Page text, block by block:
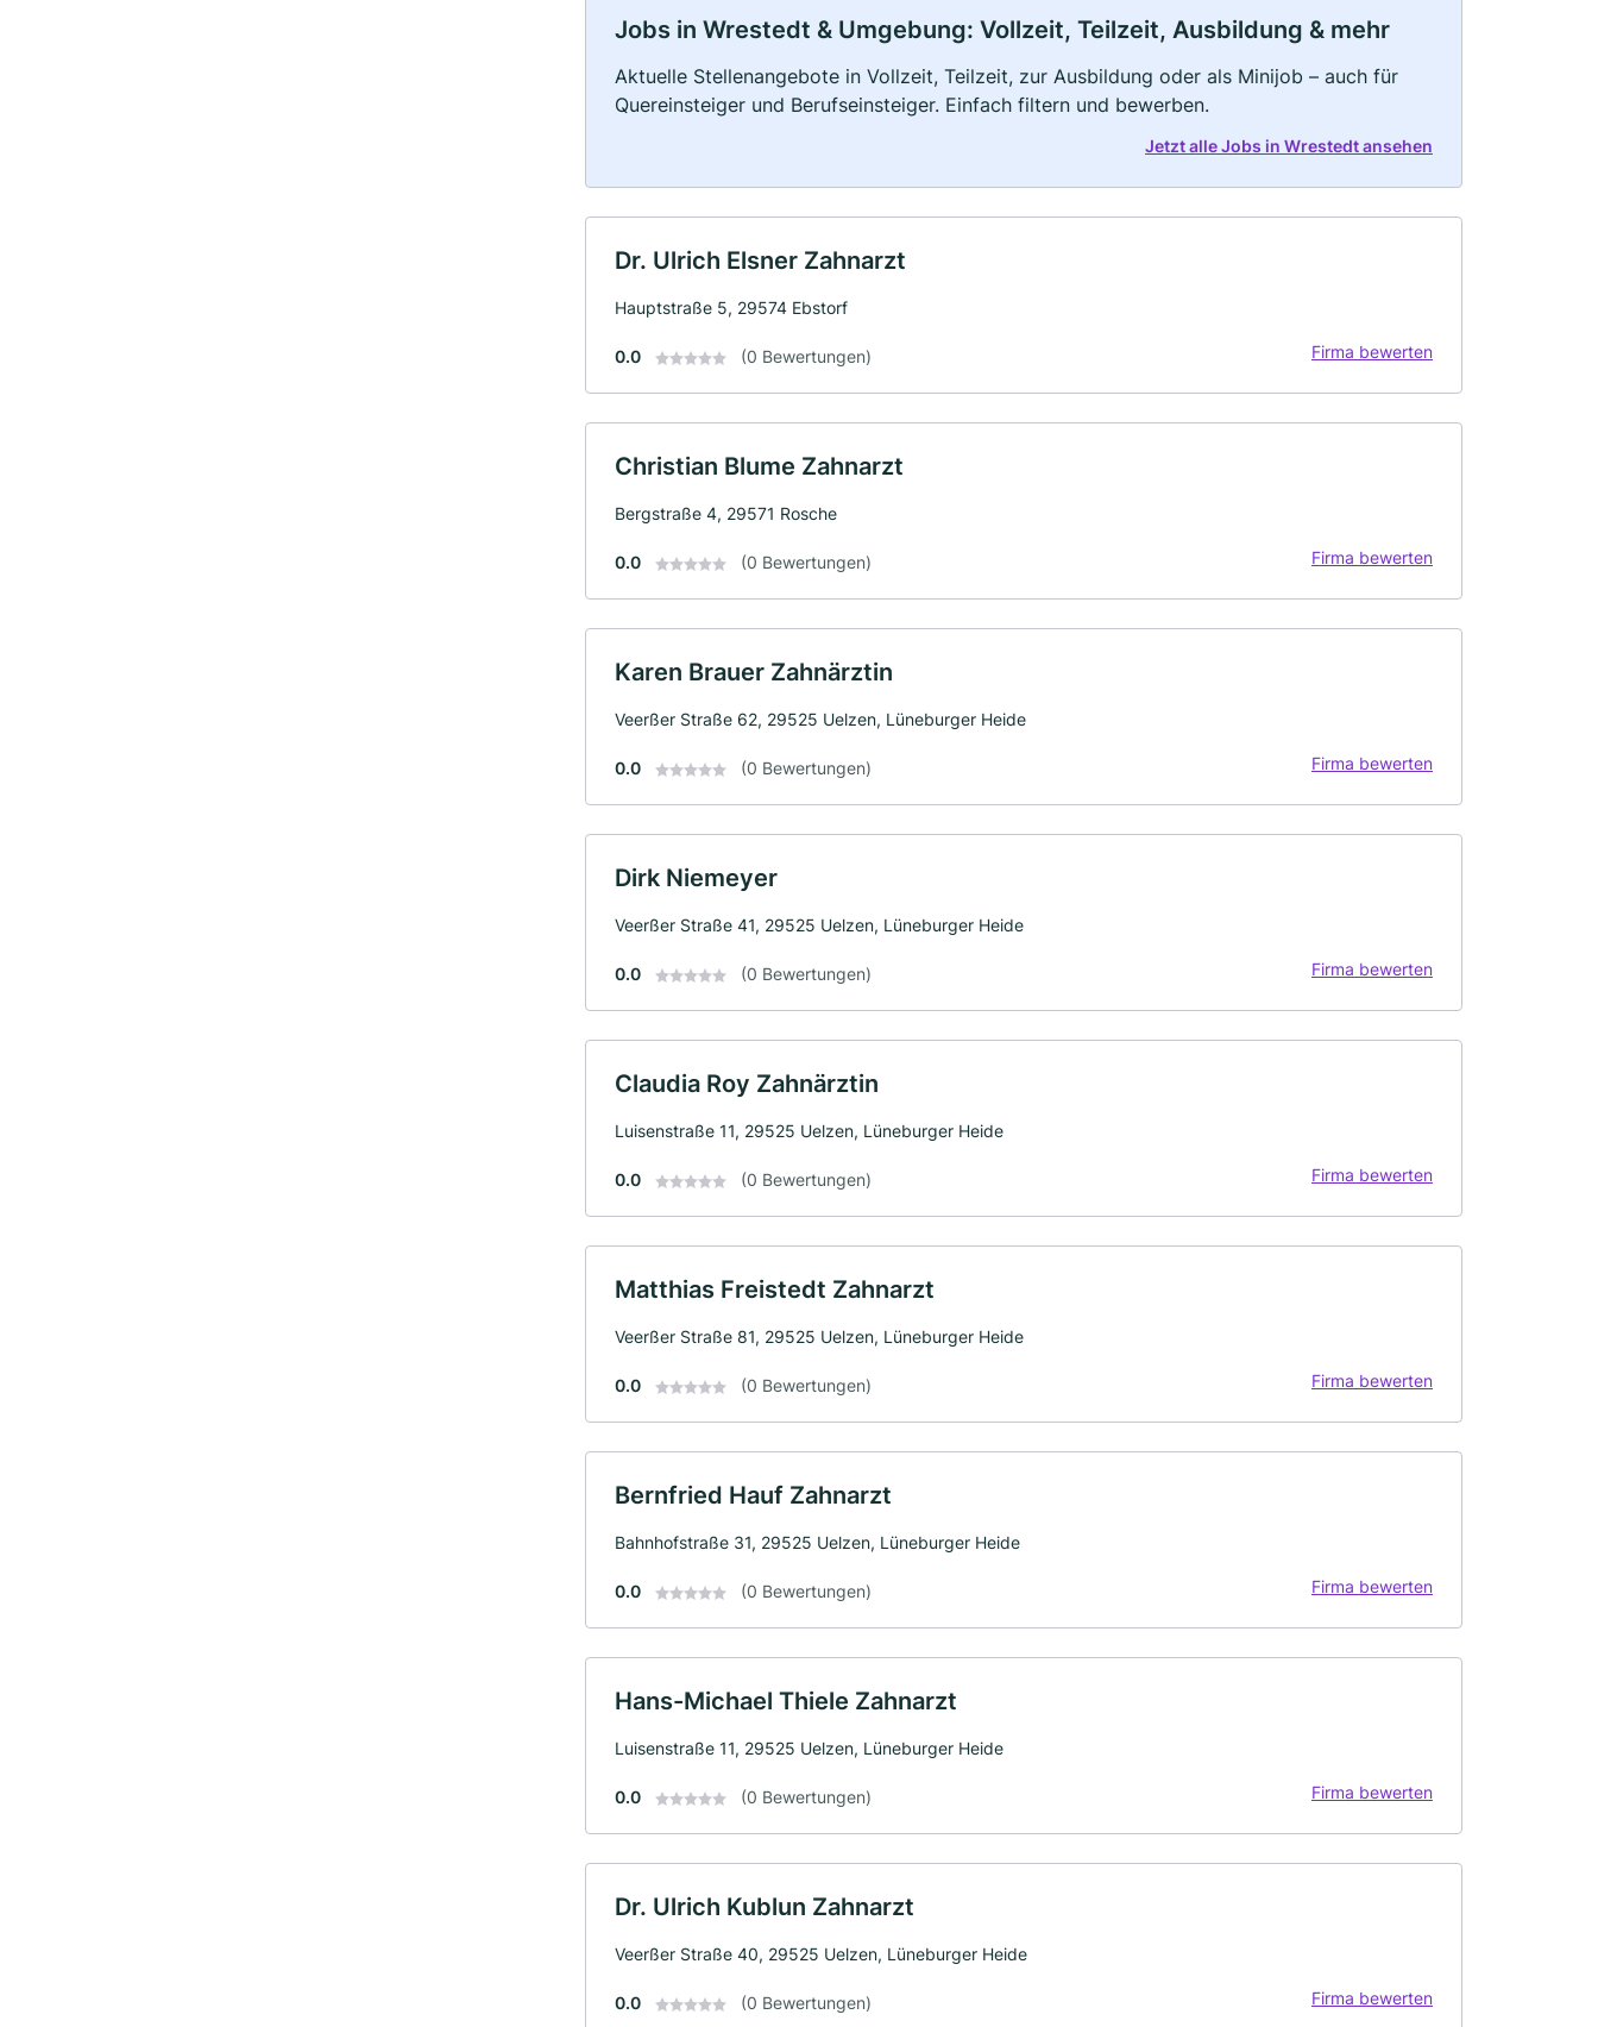
Jobs in Wrestedt & Umgebung: Vollzeit, Teilzeit, Ausbildung & mehr
Aktuelle Stellenangebote in Vollzeit, Teilzeit, zur Ausbildung oder als Minijob – auch für
Quereinsteiger und Berufseinsteiger. Einfach filtern und bewerben.
Jetzt alle Jobs in Wrestedt ansehen
Dr. Ulrich Elsner Zahnarzt
Hauptstraße 5, 29574 Ebstorf
0.0 (0 Bewertungen) Firma bewerten
Christian Blume Zahnarzt
Bergstraße 4, 29571 Rosche
0.0 (0 Bewertungen) Firma bewerten
Karen Brauer Zahnärztin
Veerßer Straße 62, 29525 Uelzen, Lüneburger Heide
0.0 (0 Bewertungen) Firma bewerten
Dirk Niemeyer
Veerßer Straße 41, 29525 Uelzen, Lüneburger Heide
0.0 (0 Bewertungen) Firma bewerten
Claudia Roy Zahnärztin
Luisenstraße 11, 29525 Uelzen, Lüneburger Heide
0.0 (0 Bewertungen) Firma bewerten
Matthias Freistedt Zahnarzt
Veerßer Straße 81, 29525 Uelzen, Lüneburger Heide
0.0 (0 Bewertungen) Firma bewerten
Bernfried Hauf Zahnarzt
Bahnhofstraße 31, 29525 Uelzen, Lüneburger Heide
0.0 (0 Bewertungen) Firma bewerten
Hans-Michael Thiele Zahnarzt
Luisenstraße 11, 29525 Uelzen, Lüneburger Heide
0.0 (0 Bewertungen) Firma bewerten
Dr. Ulrich Kublun Zahnarzt
Veerßer Straße 40, 29525 Uelzen, Lüneburger Heide
0.0 (0 Bewertungen) Firma bewerten